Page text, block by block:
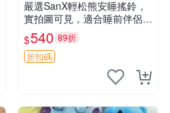
嚴選SanX輕松熊安睡搖鈴，
實拍圖可見，適合睡前伴侶，
Picks安撫好物 0325 懸吊 電
腦
$540 89折
折扣碼